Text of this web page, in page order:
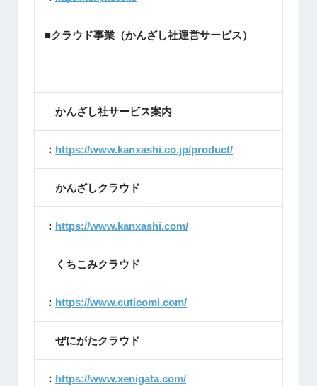
■クラウド事業（かんざし社運営サービス）
かんざし社サービス案内
： https://www.kanxashi.co.jp/product/
かんざしクラウド
： https://www.kanxashi.com/
くちこみクラウド
： https://www.cuticomi.com/
ぜにがたクラウド
： https://www.xenigata.com/